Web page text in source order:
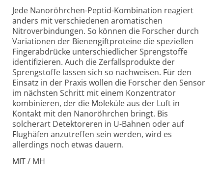
Jede Nanoröhrchen-Peptid-Kombination reagiert
anders mit verschiedenen aromatischen
Nitroverbindungen. So können die Forscher durch
Variationen der Bienengiftproteine die speziellen
Fingerabdrücke unterschiedlicher Sprengstoffe
identifizieren. Auch die Zerfallsprodukte der
Sprengstoffe lassen sich so nachweisen. Für den
Einsatz in der Praxis wollen die Forscher den Sensor
im nächsten Schritt mit einem Konzentrator
kombinieren, der die Moleküle aus der Luft in
Kontakt mit den Nanoröhrchen bringt. Bis
solcherart Detektoreren in U-Bahnen oder auf
Flughäfen anzutreffen sein werden, wird es
allerdings noch etwas dauern.
MIT / MH